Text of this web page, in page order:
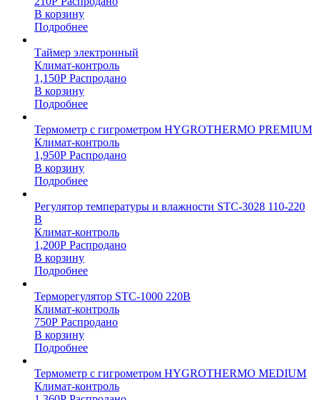
В корзину
Подробнее
Таймер электронный
Климат-контроль
1,150Р Распродано
В корзину
Подробнее
Термометр с гигрометром HYGROTHERMO PREMIUM
Климат-контроль
1,950Р Распродано
В корзину
Подробнее
Регулятор температуры и влажности STC-3028 110-220
В
Климат-контроль
1,200Р Распродано
В корзину
Подробнее
Терморегулятор STC-1000 220В
Климат-контроль
750Р Распродано
В корзину
Подробнее
Термометр с гигрометром HYGROTHERMO MEDIUM
Климат-контроль